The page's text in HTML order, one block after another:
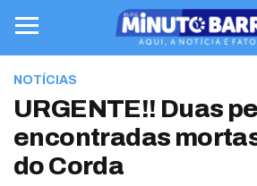
NOTÍCIAS
URGENTE!! Duas
encontradas
do Corda